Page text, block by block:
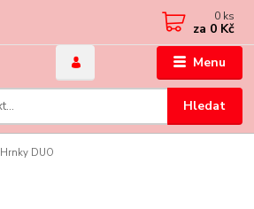
Menu
Hledat
0 ks
za 0 Kč
Hrnky DUO